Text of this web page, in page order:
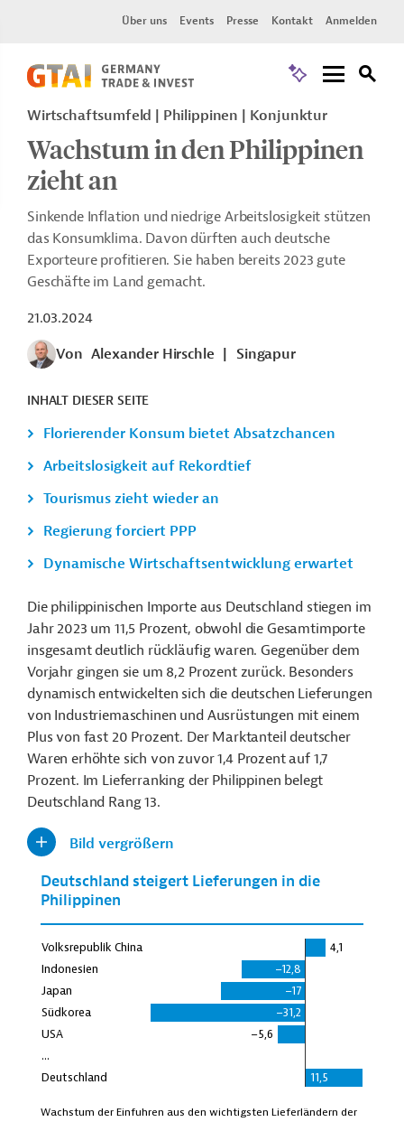
Über uns Events Presse Kontakt Anmelden
Wirtschaftsumfeld | Philippinen | Konjunktur
Wachstum in den Philippinen
zieht an
Sinkende Inflation und niedrige Arbeitslosigkeit stützen
das Konsumklima. Davon dürften auch deutsche
Exporteure profitieren. Sie haben bereits 2023 gute
Geschäfte im Land gemacht.
21.03.2024
Von Alexander Hirschle Singapur
INHALT DIESER SEITE
Florierender Konsum bietet Absatzchancen
Arbeitslosigkeit auf Rekordtief
Tourismus zieht wieder an
Regierung forciert PPP
Dynamische Wirtschaftsentwicklung erwartet
Die philippinischen Importe aus Deutschland stiegen im
Jahr 2023 um 11,5 Prozent, obwohl die Gesamtimporte
insgesamt deutlich rückläufig waren. Gegenüber dem
Vorjahr gingen sie um 8,2 Prozent zurück. Besonders
dynamisch entwickelten sich die deutschen Lieferungen
von Industriemaschinen und Ausrüstungen mit einem
Plus von fast 20 Prozent. Der Marktanteil deutscher
Waren erhöhte sich von zuvor 1,4 Prozent auf 1,7
Prozent. Im Lieferranking der Philippinen belegt
Deutschland Rang 13.
Bild vergrößern